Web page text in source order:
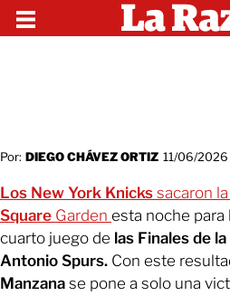
Por: DIEGO CHÁVEZ ORTIZ 11/06/
Los New York Knicks sacaron
Square Garden esta noche para
cuarto juego de las Finales de
Antonio Spurs. Con este
Manzana se pone a solo una